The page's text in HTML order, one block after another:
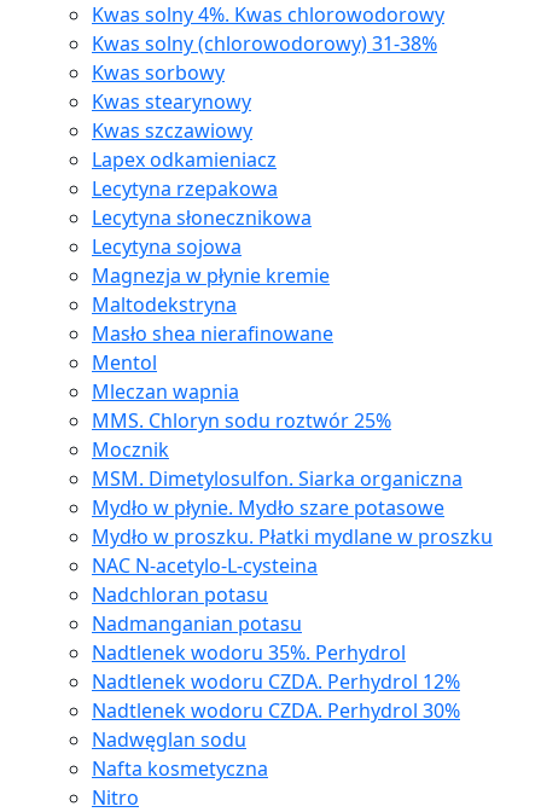
Kwas solny 4%. Kwas chlorowodorowy
Kwas solny (chlorowodorowy) 31-38%
Kwas sorbowy
Kwas stearynowy
Kwas szczawiowy
Lapex odkamieniacz
Lecytyna rzepakowa
Lecytyna słonecznikowa
Lecytyna sojowa
Magnezja w płynie kremie
Maltodekstryna
Masło shea nierafinowane
Mentol
Mleczan wapnia
MMS. Chloryn sodu roztwór 25%
Mocznik
MSM. Dimetylosulfon. Siarka organiczna
Mydło w płynie. Mydło szare potasowe
Mydło w proszku. Płatki mydlane w proszku
NAC N-acetylo-L-cysteina
Nadchloran potasu
Nadmanganian potasu
Nadtlenek wodoru 35%. Perhydrol
Nadtlenek wodoru CZDA. Perhydrol 12%
Nadtlenek wodoru CZDA. Perhydrol 30%
Nadwęglan sodu
Nafta kosmetyczna
Nitro